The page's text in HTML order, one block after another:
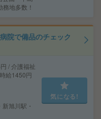
地多数！
院で備品のチェック
/ 介護福祉
給1450円
旭川駅・
気になる!